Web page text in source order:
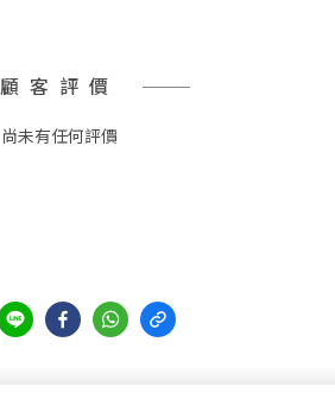
顧客評價
尚未有任何評價